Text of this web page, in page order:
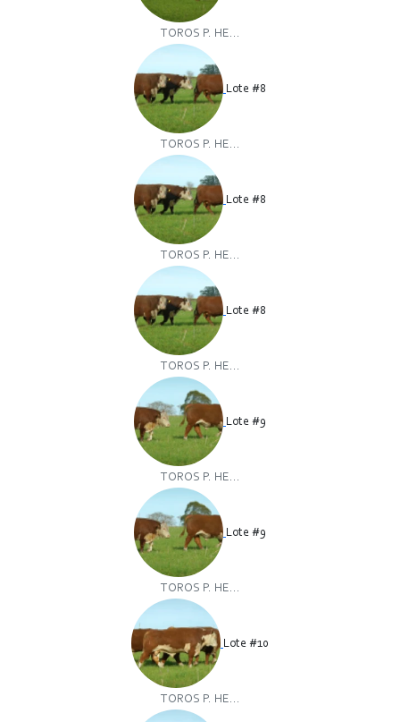
TOROS P. HE...
Lote #8
TOROS P. HE...
Lote #8
TOROS P. HE...
Lote #8
TOROS P. HE...
Lote #9
TOROS P. HE...
Lote #9
TOROS P. HE...
Lote #10
TOROS P. HE...